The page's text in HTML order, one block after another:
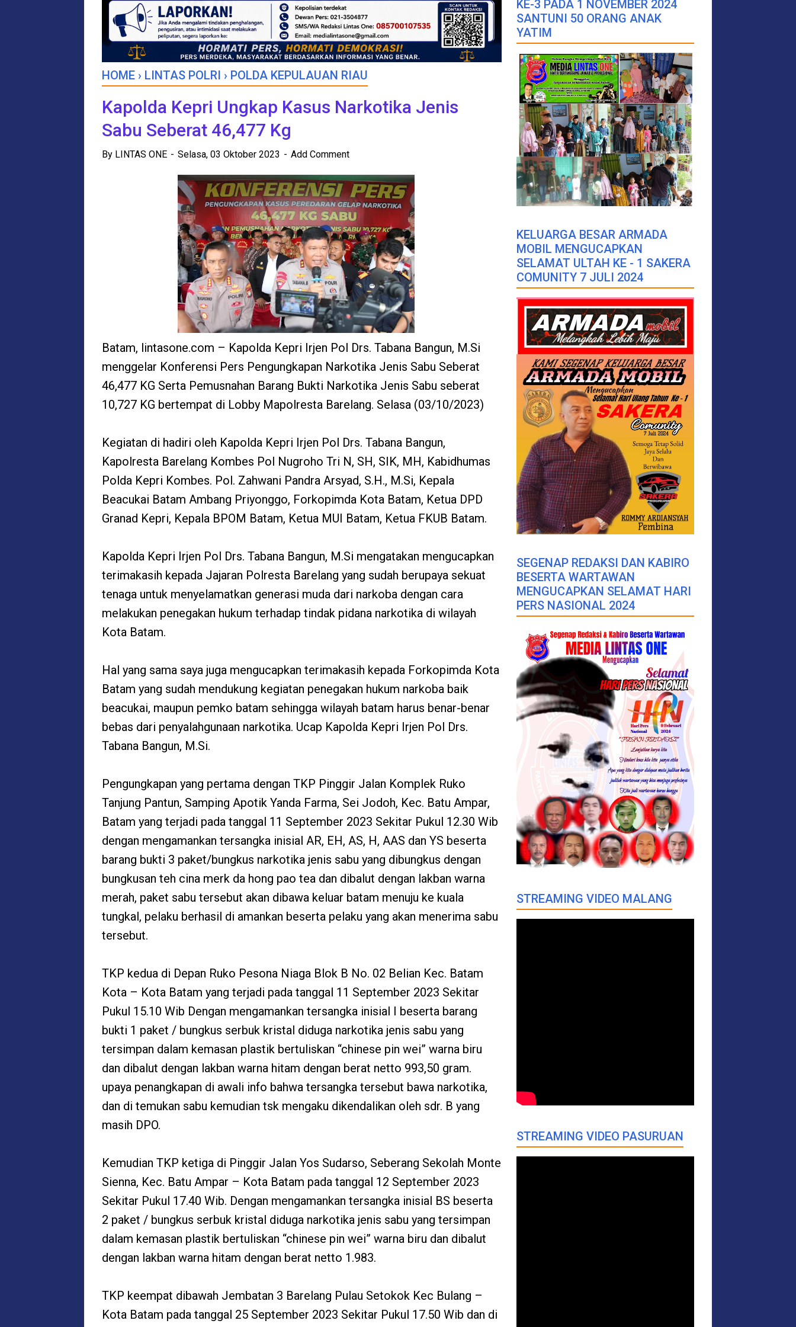
HOME › LINTAS POLRI › POLDA KEPULAUAN RIAU
Kapolda Kepri Ungkap Kasus Narkotika Jenis
Sabu Seberat 46,477 Kg
By LINTAS ONE Selasa, 03 Oktober 2023 Add Comment
Batam, lintasone.com – Kapolda Kepri Irjen Pol Drs. Tabana Bangun, M.Si
menggelar Konferensi Pers Pengungkapan Narkotika Jenis Sabu Seberat
46,477 KG Serta Pemusnahan Barang Bukti Narkotika Jenis Sabu seberat
10,727 KG bertempat di Lobby Mapolresta Barelang. Selasa (03/10/2023)
Kegiatan di hadiri oleh Kapolda Kepri Irjen Pol Drs. Tabana Bangun,
Kapolresta Barelang Kombes Pol Nugroho Tri N, SH, SIK, MH, Kabidhumas
Polda Kepri Kombes. Pol. Zahwani Pandra Arsyad, S.H., M.Si, Kepala
Beacukai Batam Ambang Priyonggo, Forkopimda Kota Batam, Ketua DPD
Granad Kepri, Kepala BPOM Batam, Ketua MUI Batam, Ketua FKUB Batam.
Kapolda Kepri Irjen Pol Drs. Tabana Bangun, M.Si mengatakan mengucapkan
terimakasih kepada Jajaran Polresta Barelang yang sudah berupaya sekuat
tenaga untuk menyelamatkan generasi muda dari narkoba dengan cara
melakukan penegakan hukum terhadap tindak pidana narkotika di wilayah
Kota Batam.
Hal yang sama saya juga mengucapkan terimakasih kepada Forkopimda Kota
Batam yang sudah mendukung kegiatan penegakan hukum narkoba baik
beacukai, maupun pemko batam sehingga wilayah batam harus benar-benar
bebas dari penyalahgunaan narkotika. Ucap Kapolda Kepri Irjen Pol Drs.
Tabana Bangun, M.Si.
Pengungkapan yang pertama dengan TKP Pinggir Jalan Komplek Ruko
Tanjung Pantun, Samping Apotik Yanda Farma, Sei Jodoh, Kec. Batu Ampar,
Batam yang terjadi pada tanggal 11 September 2023 Sekitar Pukul 12.30 Wib
dengan mengamankan tersangka inisial AR, EH, AS, H, AAS dan YS beserta
barang bukti 3 paket/bungkus narkotika jenis sabu yang dibungkus dengan
bungkusan teh cina merk da hong pao tea dan dibalut dengan lakban warna
merah, paket sabu tersebut akan dibawa keluar batam menuju ke kuala
tungkal, pelaku berhasil di amankan beserta pelaku yang akan menerima sabu
tersebut.
TKP kedua di Depan Ruko Pesona Niaga Blok B No. 02 Belian Kec. Batam
Kota – Kota Batam yang terjadi pada tanggal 11 September 2023 Sekitar
Pukul 15.10 Wib Dengan mengamankan tersangka inisial I beserta barang
bukti 1 paket / bungkus serbuk kristal diduga narkotika jenis sabu yang
tersimpan dalam kemasan plastik bertuliskan “chinese pin wei” warna biru
dan dibalut dengan lakban warna hitam dengan berat netto 993,50 gram.
upaya penangkapan di awali info bahwa tersangka tersebut bawa narkotika,
dan di temukan sabu kemudian tsk mengaku dikendalikan oleh sdr. B yang
masih DPO.
Kemudian TKP ketiga di Pinggir Jalan Yos Sudarso, Seberang Sekolah Monte
Sienna, Kec. Batu Ampar – Kota Batam pada tanggal 12 September 2023
Sekitar Pukul 17.40 Wib. Dengan mengamankan tersangka inisial BS beserta
2 paket / bungkus serbuk kristal diduga narkotika jenis sabu yang tersimpan
dalam kemasan plastik bertuliskan “chinese pin wei” warna biru dan dibalut
dengan lakban warna hitam dengan berat netto 1.983.
TKP keempat dibawah Jembatan 3 Barelang Pulau Setokok Kec Bulang –
Kota Batam pada tanggal 25 September 2023 Sekitar Pukul 17.50 Wib dan di
KE-3 PADA 1 NOVEMBER 2024
SANTUNI 50 ORANG ANAK
YATIM
KELUARGA BESAR ARMADA
MOBIL MENGUCAPKAN
SELAMAT ULTAH KE - 1 SAKERA
COMUNITY 7 JULI 2024
SEGENAP REDAKSI DAN KABIRO
BESERTA WARTAWAN
MENGUCAPKAN SELAMAT HARI
PERS NASIONAL 2024
STREAMING VIDEO MALANG
STREAMING VIDEO PASURUAN